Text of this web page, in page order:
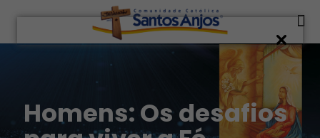
Homens: Os desafios